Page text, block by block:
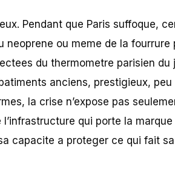
Pendant que Paris suffoque,
neoprene ou meme de la fourrure
du thermometre parisien du
anciens, prestigieux,
la crise n’expose pas
l’infrastructure qui porte la
capacite a proteger ce qui fait